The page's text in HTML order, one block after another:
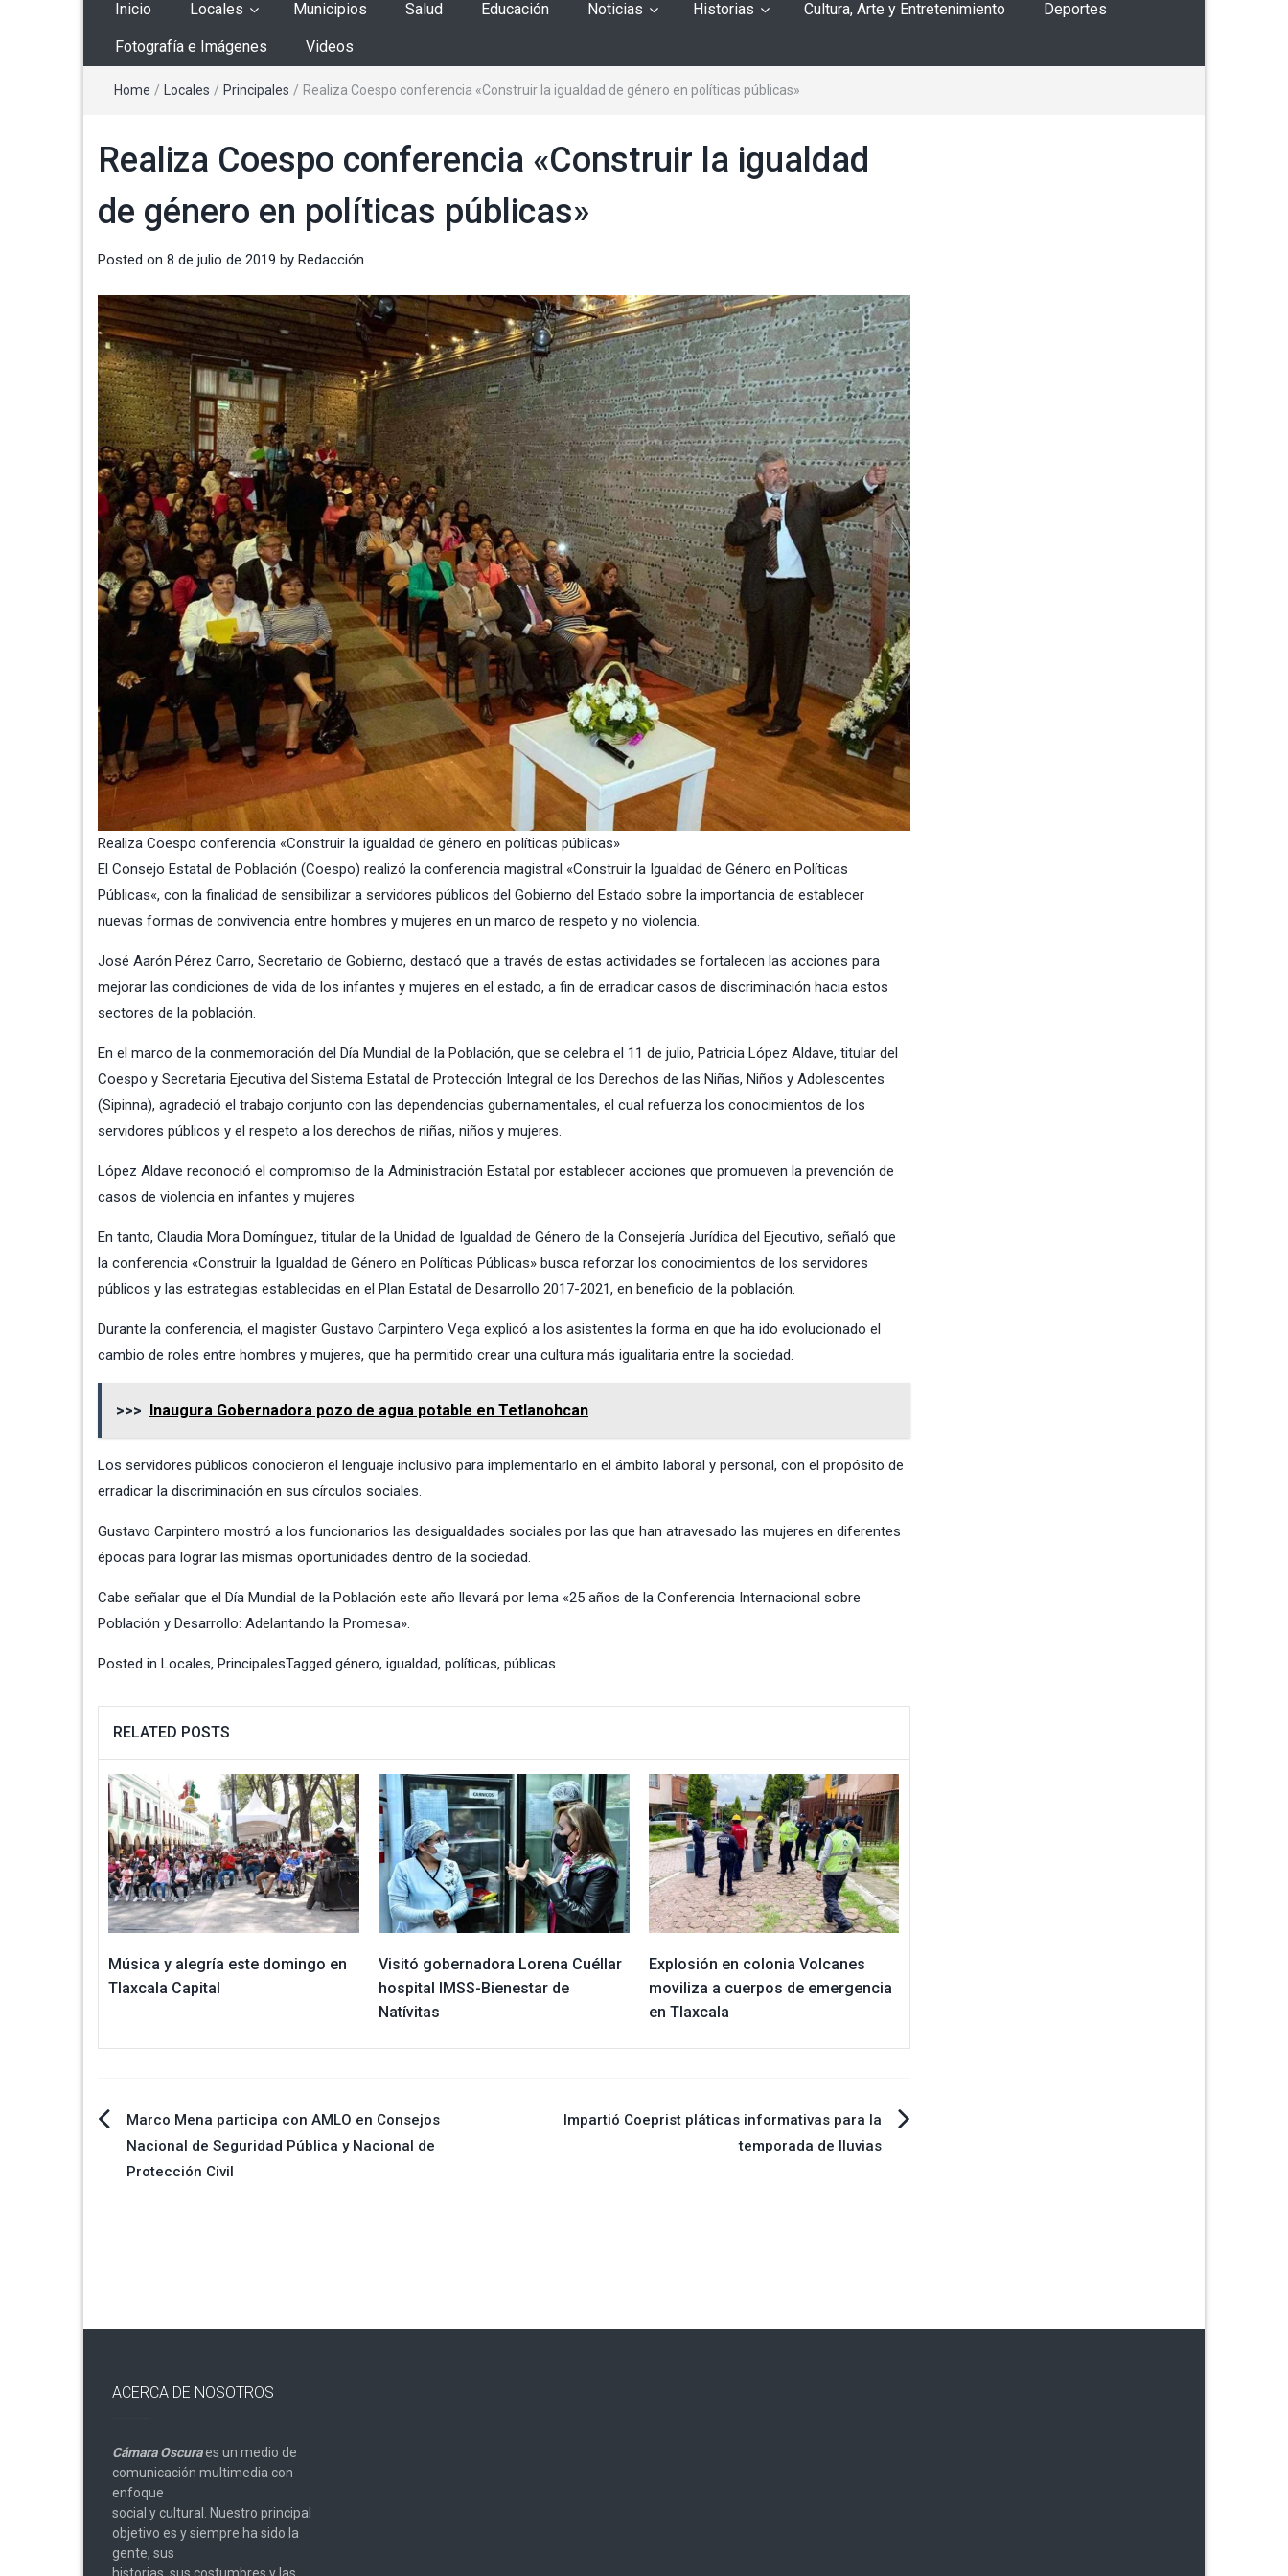
Inicio Locales Municipios Salud Educación Noticias Historias Cultura, Arte y Entretenimiento Deportes
Fotografía e Imágenes Videos
Home / Locales / Principales / Realiza Coespo conferencia «Construir la igualdad de género en políticas públicas»
Realiza Coespo conferencia «Construir la igualdad
de género en políticas públicas»
Posted on 8 de julio de 2019 by Redacción
Realiza Coespo conferencia «Construir la igualdad de género en políticas públicas»
El Consejo Estatal de Población (Coespo) realizó la conferencia magistral «Construir la Igualdad de Género en Políticas
Públicas«, con la finalidad de sensibilizar a servidores públicos del Gobierno del Estado sobre la importancia de establecer
nuevas formas de convivencia entre hombres y mujeres en un marco de respeto y no violencia.
José Aarón Pérez Carro, Secretario de Gobierno, destacó que a través de estas actividades se fortalecen las acciones para
mejorar las condiciones de vida de los infantes y mujeres en el estado, a fin de erradicar casos de discriminación hacia estos
sectores de la población.
En el marco de la conmemoración del Día Mundial de la Población, que se celebra el 11 de julio, Patricia López Aldave, titular del
Coespo y Secretaria Ejecutiva del Sistema Estatal de Protección Integral de los Derechos de las Niñas, Niños y Adolescentes
(Sipinna), agradeció el trabajo conjunto con las dependencias gubernamentales, el cual refuerza los conocimientos de los
servidores públicos y el respeto a los derechos de niñas, niños y mujeres.
López Aldave reconoció el compromiso de la Administración Estatal por establecer acciones que promueven la prevención de
casos de violencia en infantes y mujeres.
En tanto, Claudia Mora Domínguez, titular de la Unidad de Igualdad de Género de la Consejería Jurídica del Ejecutivo, señaló que
la conferencia «Construir la Igualdad de Género en Políticas Públicas» busca reforzar los conocimientos de los servidores
públicos y las estrategias establecidas en el Plan Estatal de Desarrollo 2017-2021, en beneficio de la población.
Durante la conferencia, el magister Gustavo Carpintero Vega explicó a los asistentes la forma en que ha ido evolucionado el
cambio de roles entre hombres y mujeres, que ha permitido crear una cultura más igualitaria entre la sociedad.
>>> Inaugura Gobernadora pozo de agua potable en Tetlanohcan
Los servidores públicos conocieron el lenguaje inclusivo para implementarlo en el ámbito laboral y personal, con el propósito de
erradicar la discriminación en sus círculos sociales.
Gustavo Carpintero mostró a los funcionarios las desigualdades sociales por las que han atravesado las mujeres en diferentes
épocas para lograr las mismas oportunidades dentro de la sociedad.
Cabe señalar que el Día Mundial de la Población este año llevará por lema «25 años de la Conferencia Internacional sobre
Población y Desarrollo: Adelantando la Promesa».
Posted in Locales, PrincipalesTagged género, igualdad, políticas, públicas
RELATED POSTS
Música y alegría este domingo en
Tlaxcala Capital
Visitó gobernadora Lorena Cuéllar
hospital IMSS-Bienestar de
Natívitas
Explosión en colonia Volcanes
moviliza a cuerpos de emergencia
en Tlaxcala
Navegación
de
Marco Mena participa con AMLO en Consejos
Nacional de Seguridad Pública y Nacional de
Protección Civil
Impartió Coeprist pláticas informativas para la
temporada de lluvias
ACERCA DE NOSOTROS
Cámara Oscuraes un medio de
comunicación multimedia con
enfoque
social y cultural. Nuestro principal
objetivo es y siempre ha sido la
gente, sus